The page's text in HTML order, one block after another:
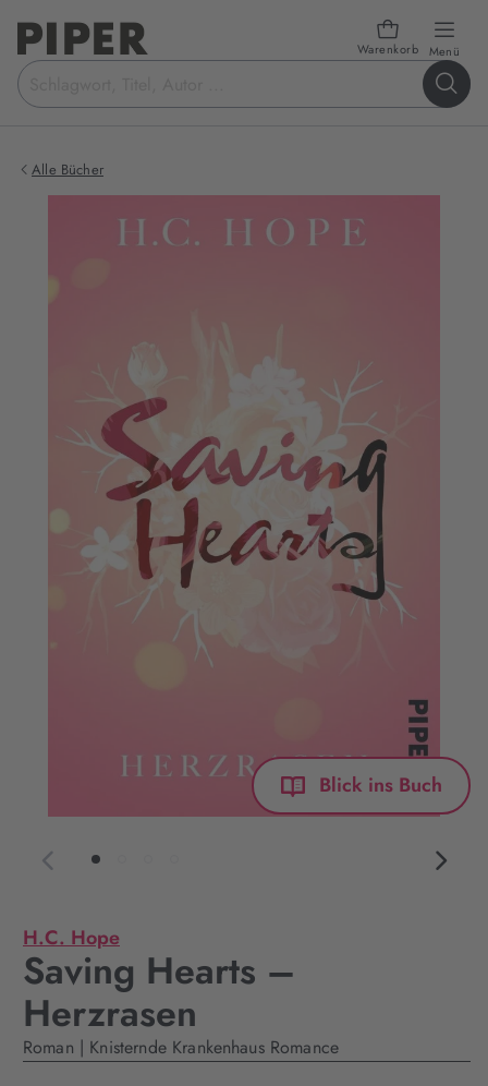
Warenkorb Menü
Suchbegriff
eingeben
Alle Bücher
Blick ins Buch
Produktbilder
zum
H.C. Hope
Saving Hearts –
Herzrasen
Roman | Knisternde Krankenhaus Romance